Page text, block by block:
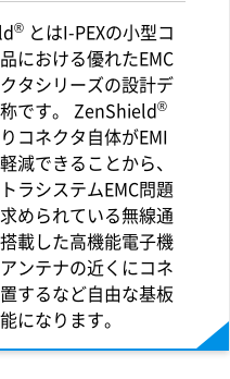
® とはI-PEXの小型コ
における優れたEMC
タシリーズの設計デ
です。 ZenShield®
コネクタ自体がEMI
減できることから、
ラシステムEMC問題
められている無線通
載した高機能電子機
ンテナの近くにコネ
するなど自由な基板
になります。